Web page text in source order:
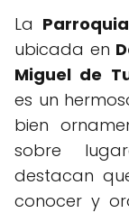
La
ubicada en
Miguel de
es un
bien
sobre
destacan
conocer y